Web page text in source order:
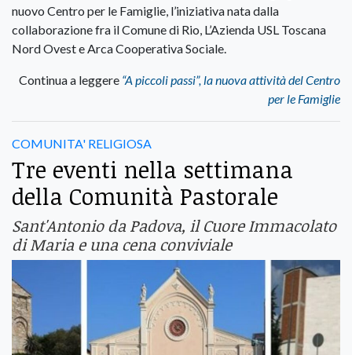
nuovo Centro per le Famiglie, l’iniziativa nata dalla
collaborazione fra il Comune di Rio, L’Azienda USL Toscana
Nord Ovest e Arca Cooperativa Sociale.
Continua a leggere “A piccoli passi”, la nuova attività del Centro
per le Famiglie
COMUNITA' RELIGIOSA
Tre eventi nella settimana
della Comunità Pastorale
Sant'Antonio da Padova, il Cuore Immacolato
di Maria e una cena conviviale